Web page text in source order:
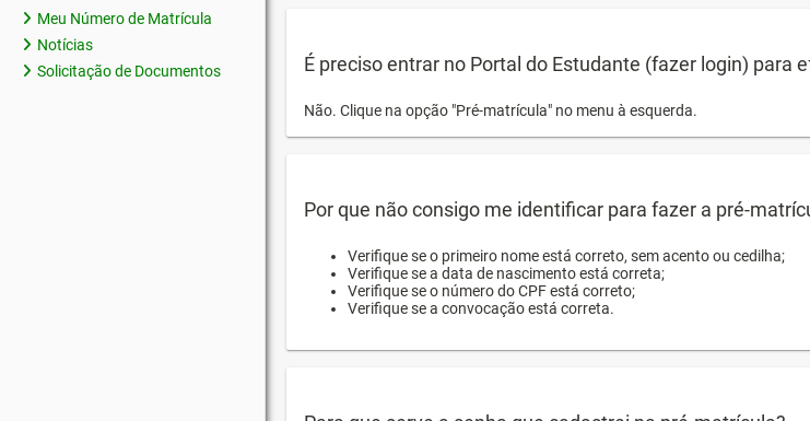
Meu Número de Matrícula
Notícias
Solicitação de Documentos
É preciso entrar no Portal do Estudante (fazer login) para
Não. Clique na opção "Pré-matrícula" no menu à esquerda.
Por que não consigo me identificar para fazer a pré-
Verifique se o primeiro nome está correto, sem acento ou cedilha;
Verifique se a data de nascimento está correta;
Verifique se o número do CPF está correto;
Verifique se a convocação está correta.